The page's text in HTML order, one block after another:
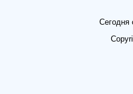
Сегодня